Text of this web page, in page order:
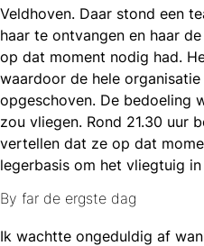
Veldhoven. Daar stond een
haar te ontvangen en haar
op dat moment nodig had.
waardoor de hele
opgeschoven. De bedoeling
zou vliegen. Rond 21.30 uur
vertellen dat ze op dat
legerbasis om het vliegtuig
By far de ergste dag
Ik wachtte ongeduldig af